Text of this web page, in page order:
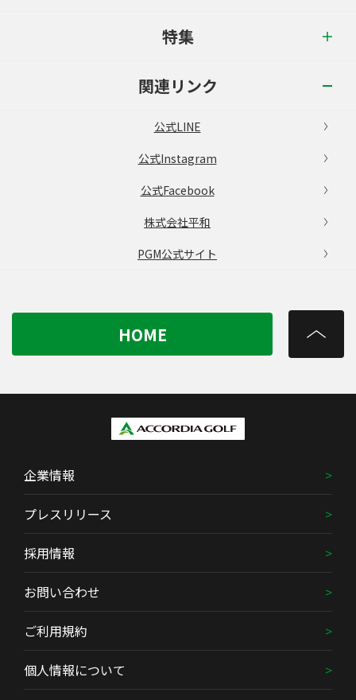
特集
関連リンク
公式LINE
公式Instagram
公式Facebook
株式会社平和
PGM公式サイト
HOME
企業情報
プレスリリース
採用情報
お問い合わせ
ご利用規約
個人情報について